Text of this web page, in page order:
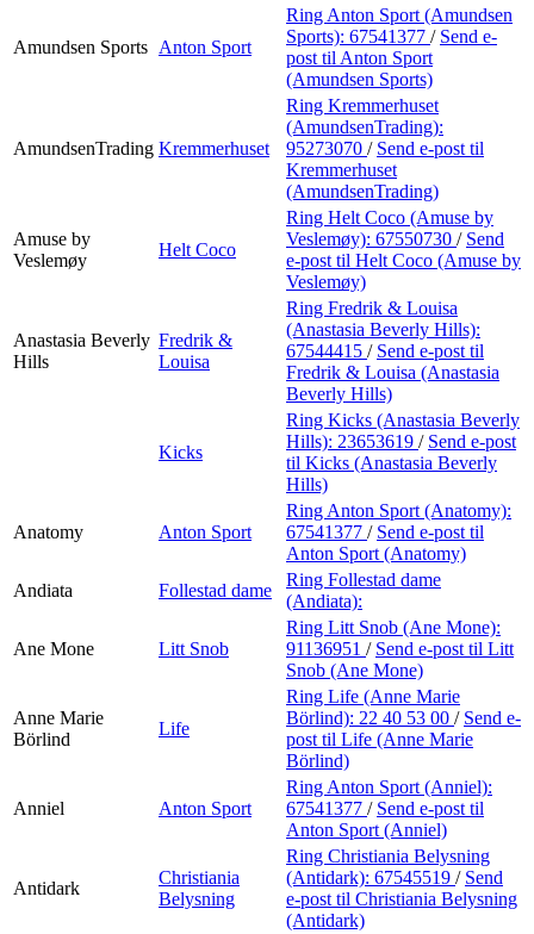
Amundsen Sports Anton Sport
Ring Anton Sport (Amundsen
Sports): 67541377 / Send e-
post til Anton Sport
(Amundsen Sports)
AmundsenTrading Kremmerhuset
Ring Kremmerhuset
(AmundsenTrading):
95273070 / Send e-post til
Kremmerhuset
(AmundsenTrading)
Amuse by
Veslemøy
Helt Coco
Ring Helt Coco (Amuse by
Veslemøy): 67550730 / Send
e-post til Helt Coco (Amuse by
Veslemøy)
Anastasia Beverly
Hills
Fredrik &
Louisa
Ring Fredrik & Louisa
(Anastasia Beverly Hills):
67544415 / Send e-post til
Fredrik & Louisa (Anastasia
Beverly Hills)
Kicks
Ring Kicks (Anastasia Beverly
Hills): 23653619 / Send e-post
til Kicks (Anastasia Beverly
Hills)
Anatomy Anton Sport
Ring Anton Sport (Anatomy):
67541377 / Send e-post til
Anton Sport (Anatomy)
Andiata
Follestad dame
Ring Follestad dame
(Andiata):
Ane Mone Litt Snob
Ring Litt Snob (Ane Mone):
91136951 / Send e-post til Litt
Snob (Ane Mone)
Anne Marie
Börlind
Life
Ring Life (Anne Marie
Börlind): 22 40 53 00 / Send e-
post til Life (Anne Marie
Börlind)
Anniel Anton Sport
Ring Anton Sport (Anniel):
67541377 / Send e-post til
Anton Sport (Anniel)
Antidark
Christiania
Belysning
Ring Christiania Belysning
(Antidark): 67545519 / Send
e-post til Christiania Belysning
(Antidark)